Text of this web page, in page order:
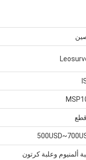
ألمنيوم وعلبة كرتون